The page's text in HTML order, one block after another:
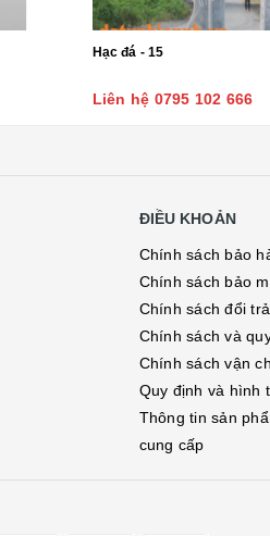
Hạc đá - 15
Liên hệ 0795 102 666
ĐIỀU KHOẢN
Chính sách bảo
Chính sách bảo
Chính sách đổi
Chính sách và
Chính sách vận
Quy định và hình
Thông tin sản
cung cấp